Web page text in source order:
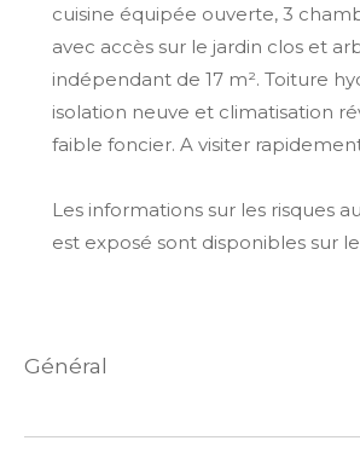
cuisine équipée ouverte, 3
avec accès sur le jardin clos et
indépendant de 17 m². Toiture
isolation neuve et climatisation
faible foncier. A visiter
Les informations sur les risques
est exposé sont disponibles sur
général